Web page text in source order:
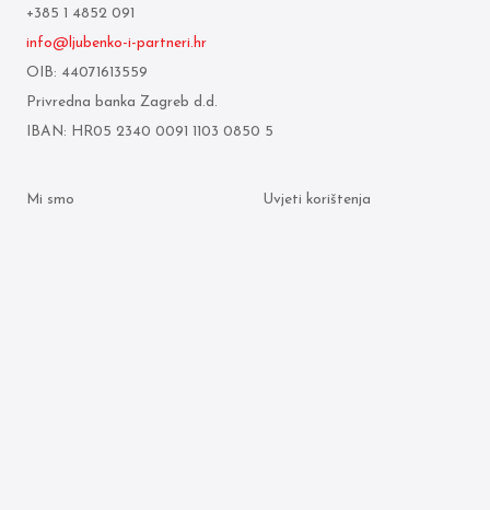
+385 1 4852 091
info@ljubenko-i-partneri.hr
OIB: 44071613559
Privredna banka Zagreb d.d.
IBAN: HR05 2340 0091 1103 0850 5
Mi smo Uvjeti korištenja